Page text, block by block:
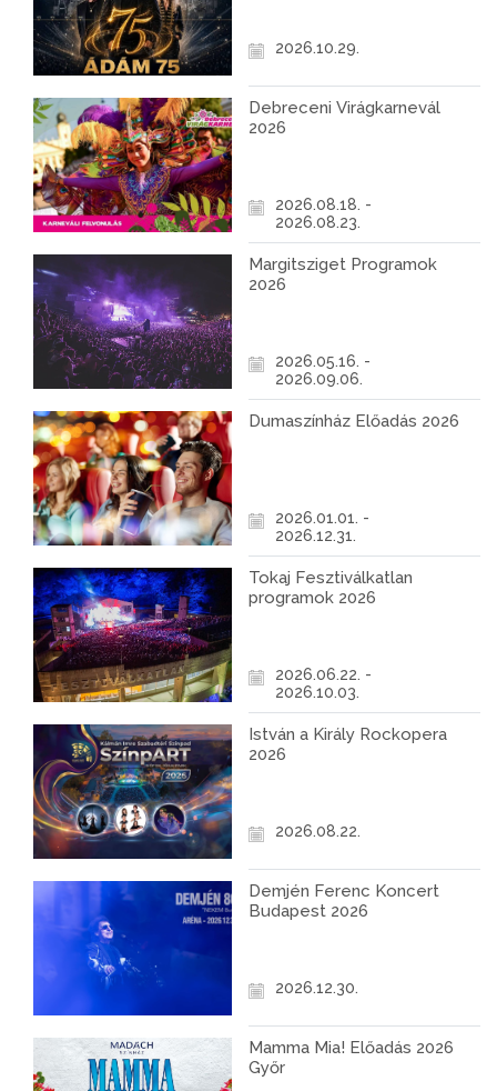
2026.10.29.
Debreceni Virágkarnevál
2026
2026.08.18. -
2026.08.23.
Margitsziget Programok
2026
2026.05.16. -
2026.09.06.
Dumaszínház Előadás 2026
2026.01.01. -
2026.12.31.
Tokaj Fesztiválkatlan
programok 2026
2026.06.22. -
2026.10.03.
István a Király Rockopera
2026
2026.08.22.
Demjén Ferenc Koncert
Budapest 2026
2026.12.30.
Mamma Mia! Előadás 2026
Győr